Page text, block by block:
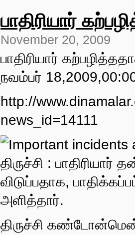
பாதிரியார்
November 20, 2009
பாதிரியார்
நவம்பர்
http://
news_id=14111
திருச்சி :
விடுப்பதாக,
அளித்தார்.
திருச்சி